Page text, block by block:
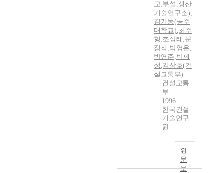
교,부설 ,생산
기술연구소),
김기동(공주
대학교),최주
형 ,조상태 ,문
정식 ,박영은,
박영준,박제
성 ,김상호(건
설교통부)
건설교통
부
1996
한국건설
기술연구
원
원
문
보